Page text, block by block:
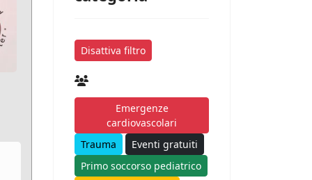
Disattiva filtro
Emergenze
cardiovascolari
Trauma
Eventi gratuiti
Primo soccorso pediatrico